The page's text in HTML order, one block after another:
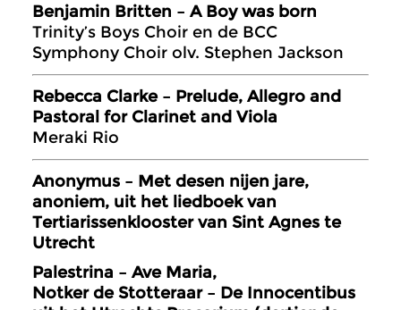
Benjamin Britten – A Boy was born
Trinity’s Boys Choir en de BCC
Symphony Choir olv. Stephen Jackson
Rebecca Clarke – Prelude, Allegro and
Pastoral for Clarinet and Viola
Meraki Rio
Anonymus – Met desen nijen jare,
anoniem, uit het liedboek van
Tertiarissenklooster van Sint Agnes te
Utrecht
Palestrina – Ave Maria,
Notker de Stotteraar – De Innocentibus